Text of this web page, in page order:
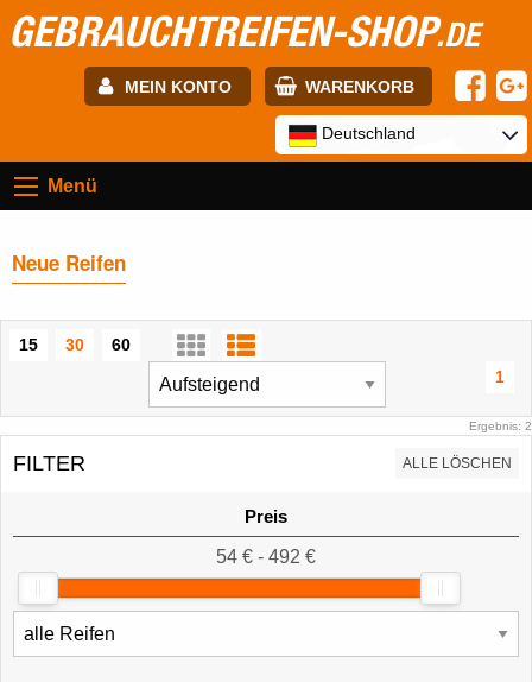
GEBRAUCHTREIFEN-SHOP.DE
MEIN KONTO WARENKORB
Passwort:
Deutschland
Menü
Neue Reifen
15 30
60
1
Ergebnis: 2
FILTER ALLE LÖSCHEN
Preis
54 € - 492 €